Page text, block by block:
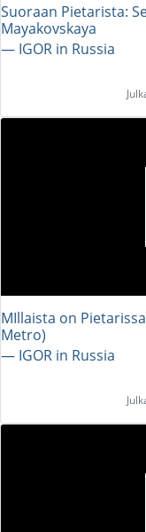
Suoraan Pietarista:
Mayakovskaya
― IGOR in Russia
MIllaista on
Metro)
― IGOR in Russia